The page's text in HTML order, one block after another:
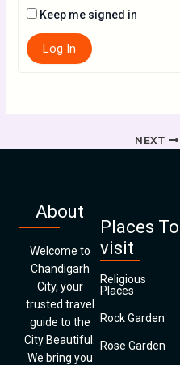
Keep me signed in
Log In
NEXT
About
Welcome to
Chandigarh
City, your
trusted travel
guide to the
City Beautiful.
We bring you
Places To
visit
Religious
Places
Rock Garden
Rose Garden